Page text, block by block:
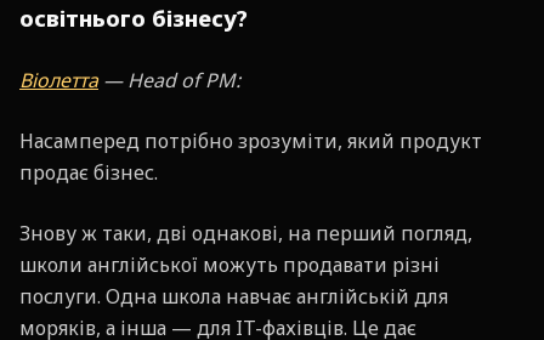
освітнього бізнесу?
Віолетта— Head of PM:
Насамперед потрібно зрозуміти, який продукт
продає бізнес.
Знову ж таки, дві однакові, на перший погляд,
школи англійської можуть продавати різні
послуги. Одна школа навчає англійській для
моряків, а інша — для IT-фахівців. Це дає